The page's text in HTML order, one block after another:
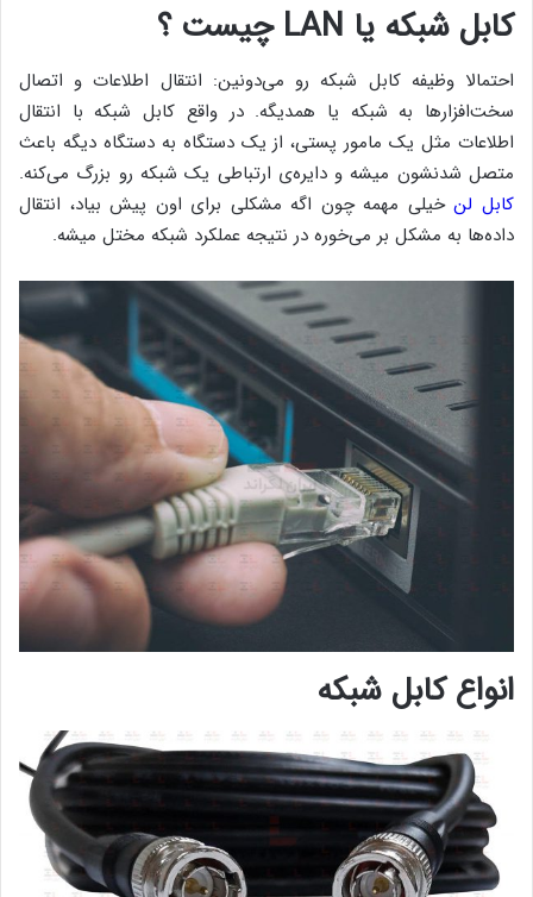
کابل شبکه یا LAN چیست ؟
احتمالا وظیفه کابل شبکه رو می‌دونین: انتقال اطلاعات و اتصال
سخت‌افزارها به شبکه یا همدیگه. در واقع کابل شبکه با انتقال
اطلاعات مثل یک مامور پستی، از یک دستگاه به دستگاه دیگه باعث
متصل شدنشون میشه و دایره‌ی ارتباطی یک شبکه رو بزرگ می‌کنه.
کابل لنخیلی مهمه چون اگه مشکلی برای اون پیش بیاد، انتقال
داده‌ها به مشکل بر می‌خوره در نتیجه عملکرد شبکه مختل میشه.
انواع کابل شبکه